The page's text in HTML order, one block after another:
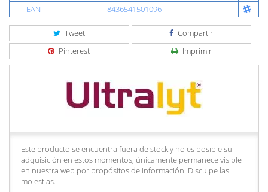
EAN
8436541501096
Tweet
Compartir
Pinterest
Imprimir
Este producto se encuentra fuera de stock y no es posible su
adquisición en estos momentos, únicamente permanece visible
en nuestra web por propósitos de información. Disculpe las
molestias.